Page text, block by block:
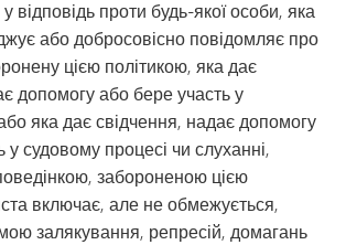
відповідь проти будь-якої особи, яка
або добросовісно повідомляє про
цією політикою, яка дає
допомогу або бере участь у
яка дає свідчення, надає допомогу
у судовому процесі чи слуханні,
забороненою цією
включає, але не обмежується,
залякування, репресій, домагань